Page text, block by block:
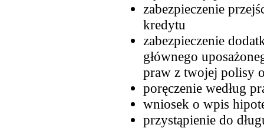
zabezpieczenie
kredytu
zabezpieczenie
głównego
praw z twojej polisy
poręczenie według
wniosek o wpis
przystąpienie do